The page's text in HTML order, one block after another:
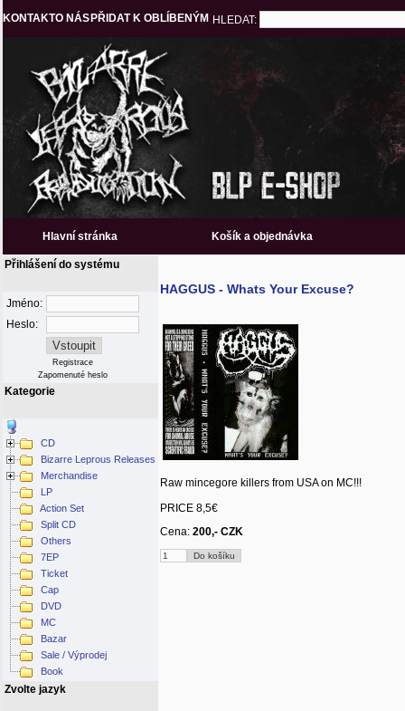
KONTAKTO NÁS PŘIDAT K OBLÍBENÝM HLEDAT:
Hlavní stránka Košík a objednávka
Přihlášení do systému
Jméno:
Heslo:
Registrace
Zapomenuté heslo
Kategorie
CD
Bizarre Leprous Releases
Merchandise
LP
Action Set
Split CD
Others
7EP
Ticket
Cap
DVD
MC
Bazar
Sale / Výprodej
Book
Zvolte jazyk
HAGGUS - Whats Your Excuse?
Raw mincegore killers from USA on MC!!!
PRICE 8,5€
Cena: 200,- CZK